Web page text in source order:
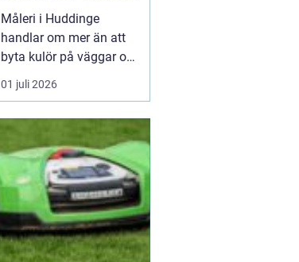
resultat
Måleri i Huddinge
handlar om mer än att
byta kulör på väggar och
fasader. Ett genomtänkt
måleriarbete skyddar
slitage, skapar trivsel
inomhus och kan
samtidigt höja värdet på
bostaden. För den som
planerar en renovering,
ommålning...
01 juli 2026